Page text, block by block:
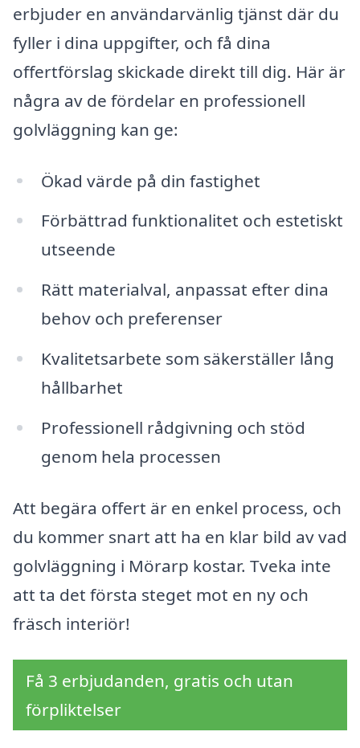
erbjuder en användarvänlig tjänst där du
fyller i dina uppgifter, och få dina
offertförslag skickade direkt till dig. Här är
några av de fördelar en professionell
golvläggning kan ge:
Ökad värde på din fastighet
Förbättrad funktionalitet och estetiskt
utseende
Rätt materialval, anpassat efter dina
behov och preferenser
Kvalitetsarbete som säkerställer lång
hållbarhet
Professionell rådgivning och stöd
genom hela processen
Att begära offert är en enkel process, och
du kommer snart att ha en klar bild av vad
golvläggning i Mörarp kostar. Tveka inte
att ta det första steget mot en ny och
fräsch interiör!
Få 3 erbjudanden, gratis och utan
förpliktelser